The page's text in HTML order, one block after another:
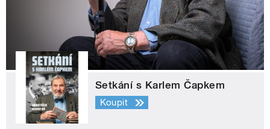
Setkání s Karlem Čapkem
Koupit